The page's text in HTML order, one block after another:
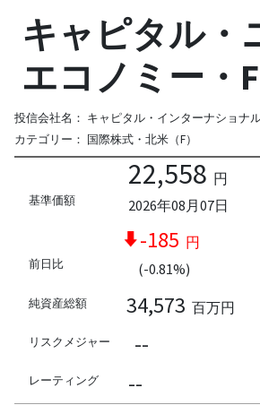
キャピタル・
エコノミー・F
投信会社名： キャピタル・インターナショナ
カテゴリー： 国際株式・北米（F）
基準価額
22,558 円
2026年08月07日
前日比
-185 円
(-0.81%)
純資産総額 34,573 百万円
リスクメジャー --
レーティング --